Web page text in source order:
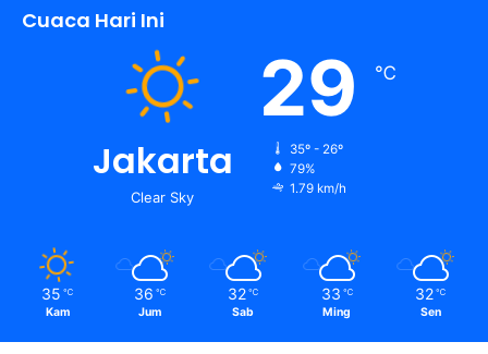
Cuaca Hari Ini
Jakarta
Clear Sky
29 ℃
35º - 26º
79%
1.79 km/h
35 ℃
Kam
36 ℃
Jum
32 ℃
Sab
33 ℃
Ming
32 ℃
Sen